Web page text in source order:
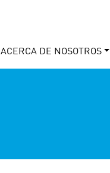
ACERCA DE NOSOTROS